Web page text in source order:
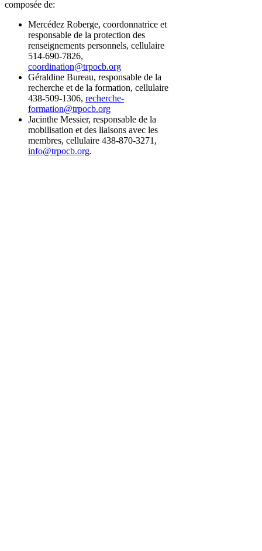
composée de:
Mercédez Roberge, coordonnatrice et
responsable de la protection des
renseignements personnels, cellulaire
514-690-7826,
coordination@trpocb.org
Géraldine Bureau, responsable de la
recherche et de la formation, cellulaire
438-509-1306, recherche-
formation@trpocb.org
Jacinthe Messier, responsable de la
mobilisation et des liaisons avec les
membres, cellulaire 438-870-3271,
info@trpocb.org.